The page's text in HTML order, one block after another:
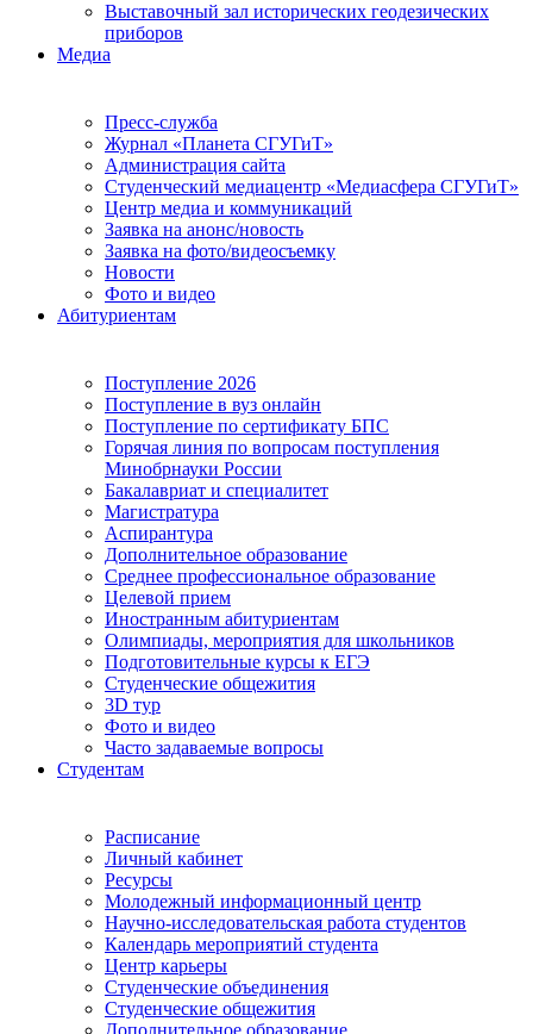
Выставочный зал исторических геодезических
приборов
Медиа
Пресс-служба
Журнал «Планета СГУГиТ»
Администрация сайта
Студенческий медиацентр «Медиасфера СГУГиТ»
Центр медиа и коммуникаций
Заявка на анонс/новость
Заявка на фото/видеосъемку
Новости
Фото и видео
Абитуриентам
Поступление 2026
Поступление в вуз онлайн
Поступление по сертификату БПС
Горячая линия по вопросам поступления
Минобрнауки России
Бакалавриат и специалитет
Магистратура
Аспирантура
Дополнительное образование
Среднее профессиональное образование
Целевой прием
Иностранным абитуриентам
Олимпиады, мероприятия для школьников
Подготовительные курсы к ЕГЭ
Студенческие общежития
3D тур
Фото и видео
Часто задаваемые вопросы
Студентам
Расписание
Личный кабинет
Ресурсы
Молодежный информационный центр
Научно-исследовательская работа студентов
Календарь мероприятий студента
Центр карьеры
Студенческие объединения
Студенческие общежития
Дополнительное образование